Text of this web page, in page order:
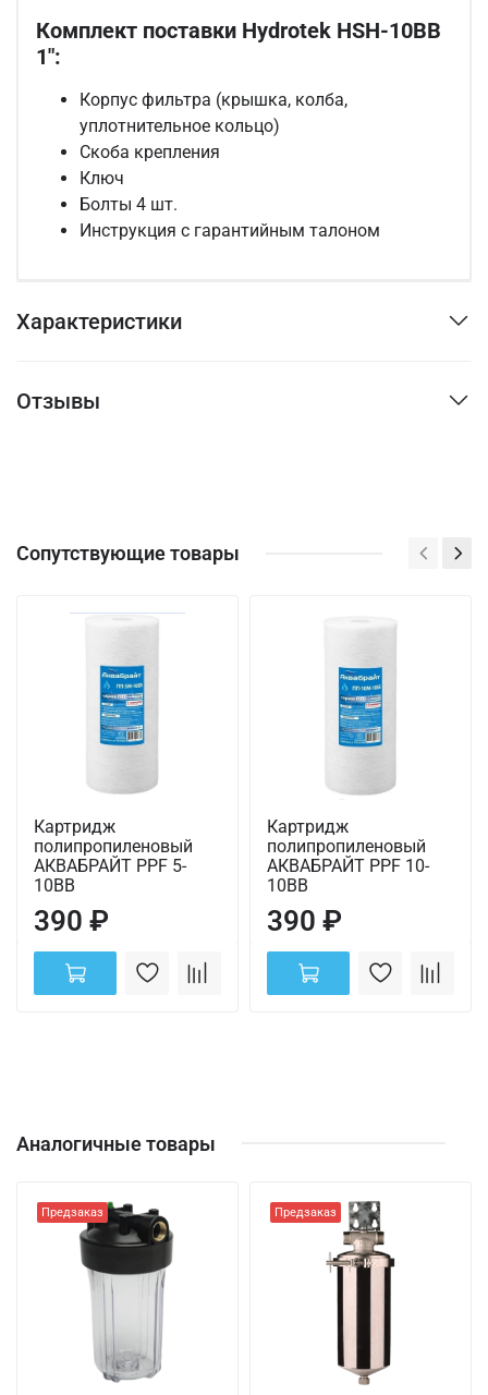
Комплект поставки Hydrotek HSH-10BB
1":
Корпус фильтра (крышка, колба,
уплотнительное кольцо)
Скоба крепления
Ключ
Болты 4 шт.
Инструкция с гарантийным талоном
Характеристики
Отзывы
Сопутствующие товары
Картридж
полипропиленовый
АКВАБРАЙТ PPF 5-
10ВВ
390 ₽
Картридж
полипропиленовый
АКВАБРАЙТ PPF 10-
10ВВ
390 ₽
Аналогичные товары
Предзаказ Предзаказ